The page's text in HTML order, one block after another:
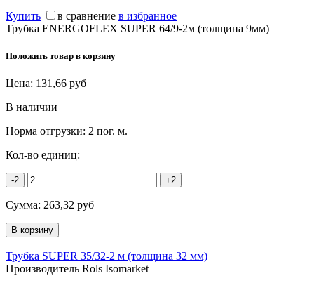
Купить в сравнение в избранное
Трубка ENERGOFLEX SUPER 64/9-2м (толщина 9мм)
Положить товар в корзину
Цена: 131,66 руб
В наличии
Норма отгрузки: 2 пог. м.
Кол-во единиц:
-2 +2
Сумма: 263,32 руб
Трубка SUPER 35/32-2 м (толщина 32 мм)
Производитель Rols Isomarket